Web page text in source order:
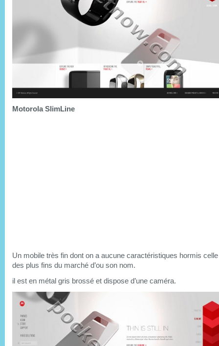
Motorola SlimLine
Un mobile très fin dont on a aucune caractéristiques hormis celle
des plus fins du marché d’ou son nom.
il est en métal gris brossé et dispose d’une caméra.